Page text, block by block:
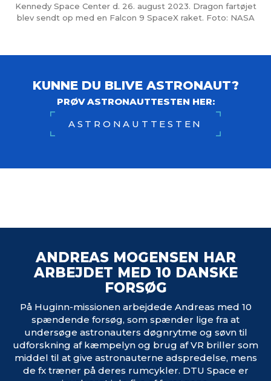
Kennedy Space Center d. 26. august 2023. Dragon fartøjet
blev sendt op med en Falcon 9 SpaceX raket. Foto: NASA
KUNNE DU BLIVE ASTRONAUT?
PRØV ASTRONAUTTESTEN HER:
ASTRONAUTTESTEN
ANDREAS MOGENSEN HAR
ARBEJDET MED 10 DANSKE
FORSØG
På Huginn-missionen arbejdede Andreas med 10
spændende forsøg, som spænder lige fra at
undersøge astronauters døgnrytme og søvn til
udforskning af kæmpelyn og brug af VR briller som
middel til at give astronauterne adspredelse, mens
de fx træner på deres rumcykler. DTU Space er